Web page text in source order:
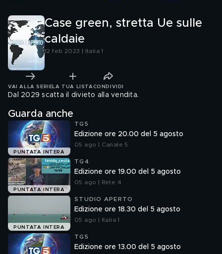
Case green, stretta Ue sulle
caldaie
12 feb 2023 | Italia 1
VAI ALLA SERIE LA TUA LISTA CONDIVIDI
Dal 2029 scatta il divieto alla vendita.
Guarda anche
PUNTATA INTERA
TG5
Edizione ore 20.00 del 5 agosto
05 ago | Canale 5
PUNTATA INTERA
TG4
Edizione ore 19.00 del 5 agosto
05 ago | Rete 4
PUNTATA INTERA
STUDIO APERTO
Edizione ore 18.30 del 5 agosto
05 ago | Italia 1
TG5
Edizione ore 13.00 del 5 agosto